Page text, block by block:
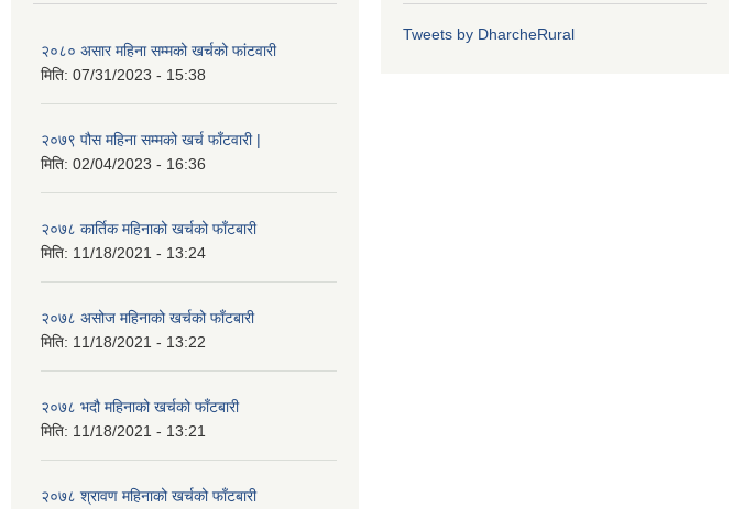
२०८० असार महिना सम्मको खर्चको फांटवारी
मिति: 07/31/2023 - 15:38
२०७९ पौस महिना सम्मको खर्च फाँटवारी |
मिति: 02/04/2023 - 16:36
२०७८ कार्तिक महिनाको खर्चको फाँटबारी
मिति: 11/18/2021 - 13:24
२०७८ असोज महिनाको खर्चको फाँटबारी
मिति: 11/18/2021 - 13:22
२०७८ भदौ महिनाको खर्चको फाँटबारी
मिति: 11/18/2021 - 13:21
२०७८ श्रावण महिनाको खर्चको फाँटबारी
Tweets by DharcheRural